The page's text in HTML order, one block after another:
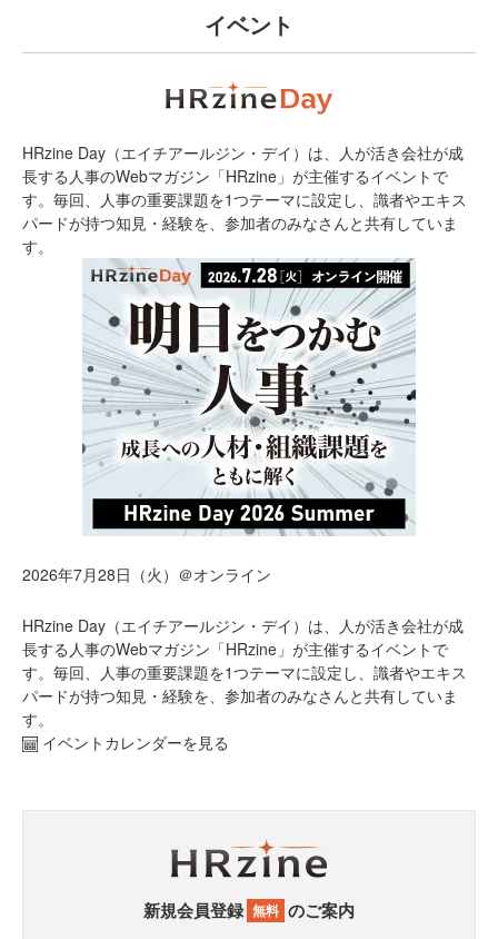
イベント
HRzine Day（エイチアールジン・デイ）は、人が活き会社が成
長する人事のWebマガジン「HRzine」が主催するイベントで
す。毎回、人事の重要課題を1つテーマに設定し、識者やエキス
パードが持つ知見・経験を、参加者のみなさんと共有していま
す。
2026年7月28日（火）＠オンライン
HRzine Day（エイチアールジン・デイ）は、人が活き会社が成
長する人事のWebマガジン「HRzine」が主催するイベントで
す。毎回、人事の重要課題を1つテーマに設定し、識者やエキス
パードが持つ知見・経験を、参加者のみなさんと共有していま
す。
イベントカレンダーを見る
新規会員登録 無料 のご案内